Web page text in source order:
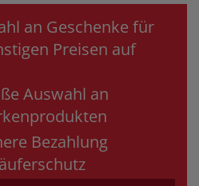
an Geschenke für
Preisen auf
Auswahl an
Bezahlung